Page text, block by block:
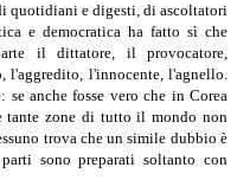
quotidiani e digesti, di ascoltatori
e democratica ha fatto sì che
il dittatore, il provocatore,
l'aggredito, l'innocente, l'agnello.
se anche fosse vero che in Corea
tante zone di tutto il mondo non
trova che un simile dubbio è
sono preparati soltanto con